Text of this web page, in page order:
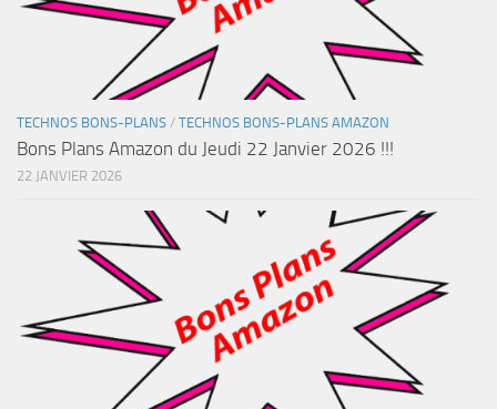
TECHNOS BONS-PLANS / TECHNOS BONS-PLANS AMAZON
Bons Plans Amazon du Jeudi 22 Janvier 2026 !!!
22 JANVIER 2026